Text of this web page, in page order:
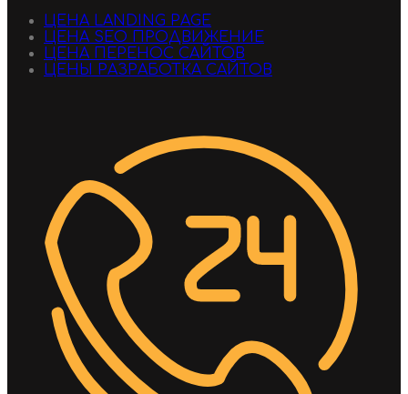
ЦЕНА LANDING PAGE
ЦЕНА SEO ПРОДВИЖЕНИЕ
ЦЕНА ПЕРЕНОС САЙТОВ
ЦЕНЫ РАЗРАБОТКА САЙТОВ